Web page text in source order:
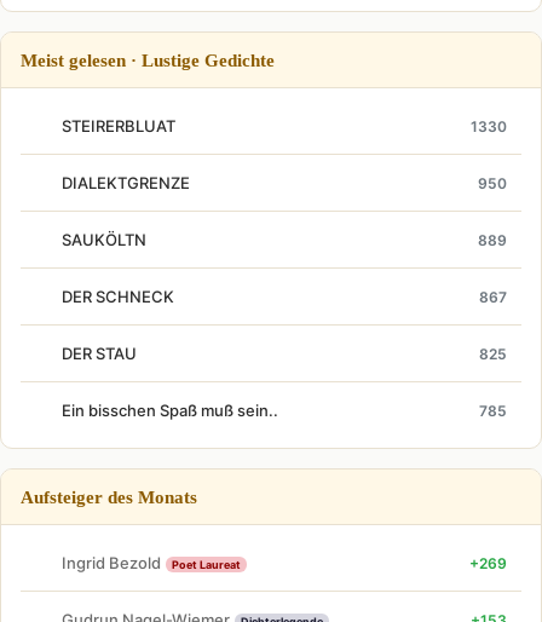
Meist gelesen · Lustige Gedichte
STEIRERBLUAT 1330
DIALEKTGRENZE 950
SAUKÖLTN 889
DER SCHNECK 867
DER STAU 825
Ein bisschen Spaß muß sein.. 785
Aufsteiger des Monats
Ingrid Bezold Poet Laureat +269